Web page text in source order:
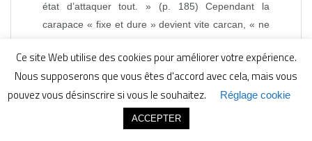
état d’attaquer tout. » (p. 185) Cependant la
carapace « fixe et dure » devient vite carcan, « ne
coquillage souffrait, dans son habitacle, de se
fermer trop à l’espace environnant, le crustacé, lui,
souffre, dans son blindage, de n’être pas assez
ouvert aux fluctuations du temps, et notamment à
l’évolution du vivant, « à la croissance, à l’extension
Ce site Web utilise des cookies pour améliorer votre expérience.
Nous supposerons que vous êtes d'accord avec cela, mais vous
pouvez vous désinscrire si vous le souhaitez.
Réglage cookie
ACCEPTER